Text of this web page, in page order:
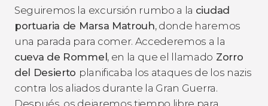
Seguiremos la excursión rumbo a la ciudad
portuaria de Marsa Matrouh, donde haremos
una parada para comer. Accederemos a la
cueva de Rommel, en la que el llamado Zorro
del Desierto planificaba los ataques de los nazis
contra los aliados durante la Gran Guerra.
Después, os dejaremos tiempo libre para